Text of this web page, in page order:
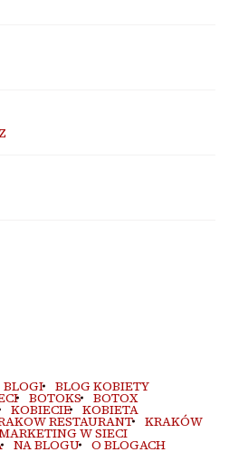
BLOGI BLOG KOBIETY
BOTOKS BOTOX
KOBIECIE KOBIETA
RESTAURANT KRAKÓW
W SIECI
NA BLOGU O BLOGACH